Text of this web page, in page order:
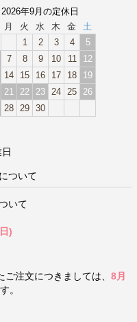
2026年9月の定休日
月 火 水 木 金
土
1
2 3 4
5
7 8 9 10 11
12
14 15 16 17 18
19
21 22 23 24 25
26
28 29 30
ついて
いて
)
注文につきましては、 8月
。